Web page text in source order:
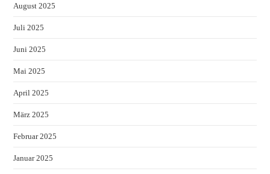
August 2025
Juli 2025
Juni 2025
Mai 2025
April 2025
März 2025
Februar 2025
Januar 2025